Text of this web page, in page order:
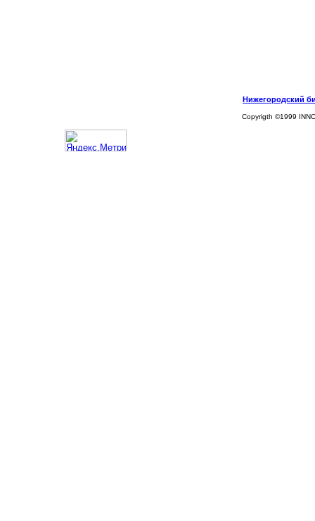
Нижегородский
Copyrigth ©1999